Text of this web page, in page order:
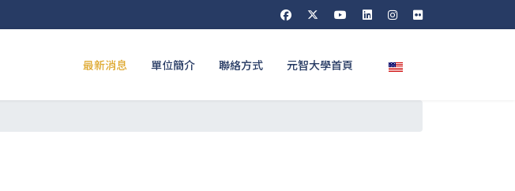
最新消息 單位簡介 聯絡方式 元智大學首頁 選擇你的語言